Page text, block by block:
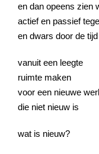
en dan opeens zien
actief en passief
en dwars door de
vanuit een leegte
ruimte maken
voor een nieuwe
die niet nieuw is
wat is nieuw?